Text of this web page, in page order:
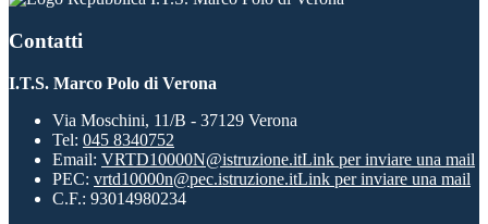
Contatti
I.T.S. Marco Polo di Verona
Via Moschini, 11/B - 37129 Verona
Tel: 045 8340752
Email: VRTD10000N@istruzione.itLink per inviare una mail
PEC: vrtd10000n@pec.istruzione.itLink per inviare una mail
C.F.: 93014980234